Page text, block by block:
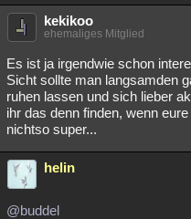
kekikoo
ehemaliges Mitglied
Es ist ja irgendwie schon
Sicht sollte man langsamden
ruhen lassen und sich lieber
ihr das denn finden, wenn
nichtso super...
helin
@buddel